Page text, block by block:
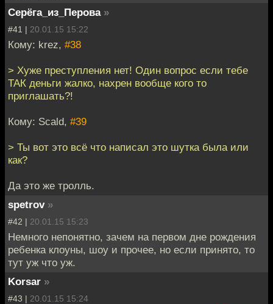
Серёга_из_Перова »
#41 | 20.01.15 15:22
Кому: krez, #38
> Хуже преступления нет! Один вопрос если тебе
ТАК деньги жалко, нахрен вообще кого то
приглашать?!
Кому: Scald, #39
> Ты вот это всё что написал это шутка была или
как?
Да это же тролль.
spetrov »
#42 | 20.01.15 15:23
Немного непонятно, зачем на первом дне рождения
ребенка клоуны, шоу и прочее, но если принято, то
тут уж что уж.
Korsar »
#43 | 20.01.15 15:24